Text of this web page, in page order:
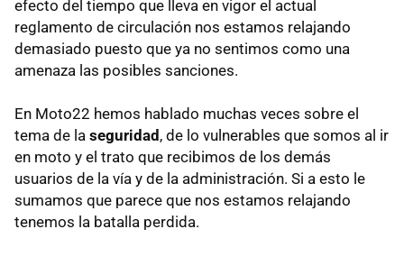
efecto del tiempo que lleva en vigor el actual
reglamento de circulación nos estamos relajando
demasiado puesto que ya no sentimos como una
amenaza las posibles sanciones.
En Moto22 hemos hablado muchas veces sobre el
tema de la seguridad, de lo vulnerables que somos al ir
en moto y el trato que recibimos de los demás
usuarios de la vía y de la administración. Si a esto le
sumamos que parece que nos estamos relajando
tenemos la batalla perdida.